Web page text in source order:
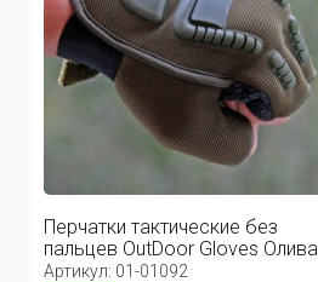
Перчатки тактические без
пальцев OutDoor Gloves Олива
Артикул: 01-01092